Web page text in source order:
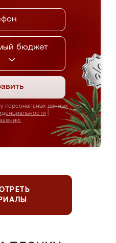
бюджет
персональных данных